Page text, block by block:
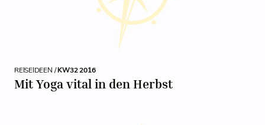
REISEIDEEN /KW32 2016
Mit Yoga vital in den Herbst